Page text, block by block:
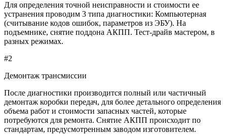
Для определения точной неисправности и стоимости ее
устранения проводим 3 типа диагностики: Компьютерная
(считывание кодов ошибок, параметров из ЭБУ). На
подъемнике, снятие поддона АКПП. Тест-драйв мастером, в
разных режимах.
#2
Демонтаж трансмиссии
После диагностики производится полный или частичный
демонтаж коробки передач, для более детального определения
объема работ и стоимости запасных частей, которые
потребуются для ремонта. Снятие АКПП происходит по
стандартам, предусмотренным заводом изготовителем.